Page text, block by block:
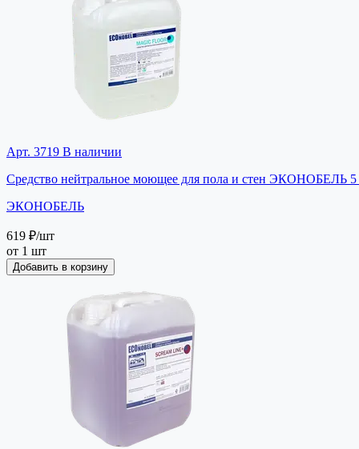
Арт. 3719 В наличии
Средство нейтральное моющее для пола и стен ЭКОНОБЕЛЬ 5
ЭКОНОБЕЛЬ
619 ₽/шт
от 1 шт
Добавить в корзину